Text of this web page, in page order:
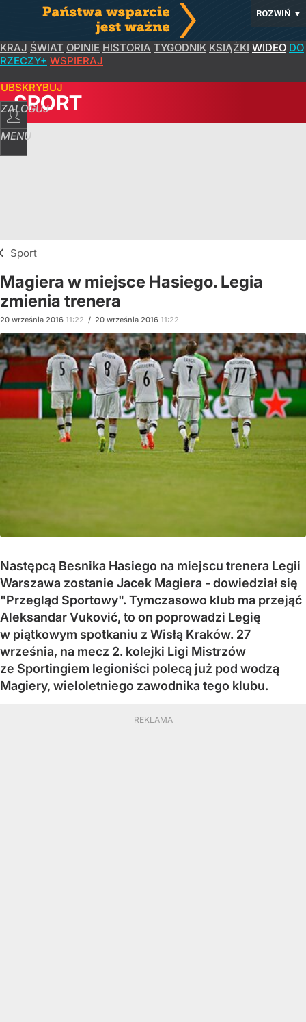
ROZWIŃ ▼
KRAJ ŚWIAT OPINIE HISTORIA TYGODNIK KSIĄŻKI WIDEO DO
RZECZY+ WSPIERAJ
ZALOGUJ
MENU
SPORT
Sport
Magiera w miejsce Hasiego. Legia
zmienia trenera
20 września 2016 11:22 / 20 września 2016 11:22
Następcą Besnika Hasiego na miejscu trenera Legii
Warszawa zostanie Jacek Magiera - dowiedział się
"Przegląd Sportowy". Tymczasowo klub ma przejąć
Aleksandar Vuković, to on poprowadzi Legię
w piątkowym spotkaniu z Wisłą Kraków. 27
września, na mecz 2. kolejki Ligi Mistrzów
ze Sportingiem legioniści polecą już pod wodzą
Magiery, wieloletniego zawodnika tego klubu.